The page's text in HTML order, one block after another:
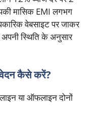
मासिक EMI लगभग
वेबसाइट पर जाकर
स्थिति के अनुसार
कैसे करें?
या ऑफलाइन दोनों